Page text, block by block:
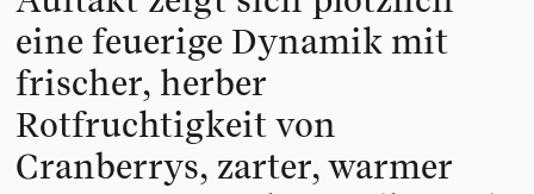
eine feuerige Dynamik mit
frischer, herber
Rotfruchtigkeit von
Cranberrys, zarter, warmer